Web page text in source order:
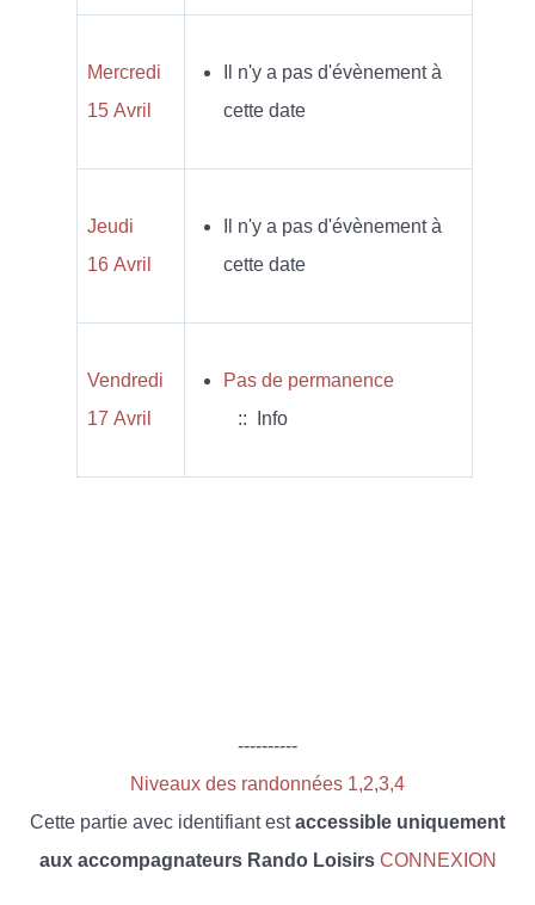
Mercredi
15 Avril
Il n'y a pas d'évènement à
cette date
Jeudi
16 Avril
Il n'y a pas d'évènement à
cette date
Vendredi
17 Avril
Pas de permanence
:: Info
----------
Niveaux des randonnées 1,2,3,4
Cette partie avec identifiant estaccessible uniquement
aux accompagnateurs Rando Loisirs CONNEXION